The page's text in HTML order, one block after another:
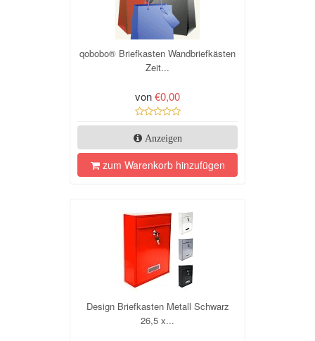
qobobo® Briefkasten Wandbriefkästen
Zeit...
von€0,00
Anzeigen
zum Warenkorb hinzufügen
Design Briefkasten Metall Schwarz
26,5 x...